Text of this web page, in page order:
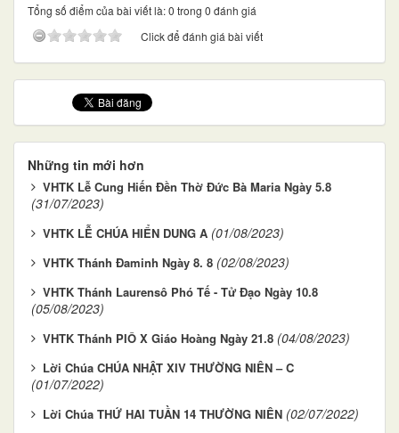
Tổng số điểm của bài viết là: 0 trong 0 đánh giá
Click để đánh giá bài viết
Những tin mới hơn
VHTK Lễ Cung Hiến Đền Thờ Đức Bà Maria Ngày 5.8
(31/07/2023)
VHTK LỄ CHÚA HIỂN DUNG A (01/08/2023)
VHTK Thánh Đaminh Ngày 8. 8 (02/08/2023)
VHTK Thánh Laurensô Phó Tế - Tử Đạo Ngày 10.8
(05/08/2023)
VHTK Thánh PIÔ X Giáo Hoàng Ngày 21.8 (04/08/2023)
Lời Chúa CHÚA NHẬT XIV THƯỜNG NIÊN – C
(01/07/2022)
Lời Chúa THỨ HAI TUẦN 14 THƯỜNG NIÊN (02/07/2022)